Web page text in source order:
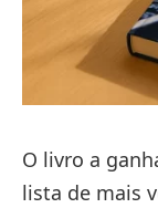
O livro a
lista de mais